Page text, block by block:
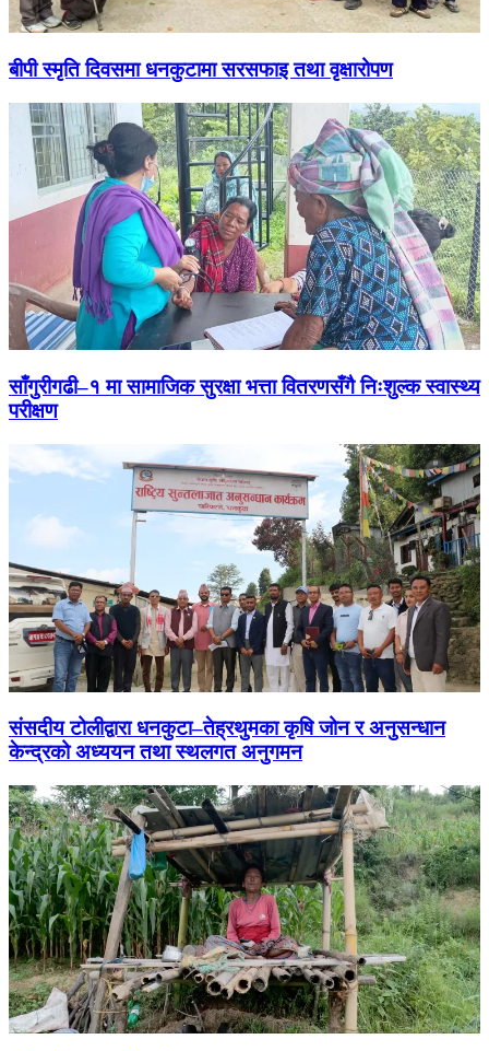
बीपी स्मृति दिवसमा धनकुटामा सरसफाइ तथा वृक्षारोपण
साँगुरीगढी–१ मा सामाजिक सुरक्षा भत्ता वितरणसँगै निःशुल्क स्वास्थ्य
परीक्षण
संसदीय टोलीद्वारा धनकुटा–तेह्रथुमका कृषि जोन र अनुसन्धान
केन्द्रको अध्ययन तथा स्थलगत अनुगमन